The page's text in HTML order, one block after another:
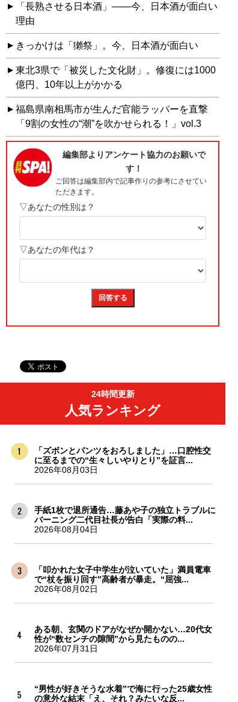
「長熟させる日本酒」――今、日本酒が面白い
理由
きっかけは「獺祭」。今、日本酒が面白い
東北3県で「被災した文化財」。修復には1000
億円、10年以上がかかる
福島県南相馬市が生んだ官能ラッパーを直撃
「9割の女性の“潮”を吹かせられる！」vol.3
24時間更新
人気ランキング
「ズボンとパンツをおろしました」…口腔性交
に至るまでの“生々しいやりとり”を証言...
2026年08月03日
手紙1枚で退所通告…藤あや子の独立トラブルに
バーニング二代目社長が告白「実際の料...
2026年08月04日
「叩かれた女子中学生が泣いていた」満員電車
で“杖を振り回す”高齢者が暴走。“屈強...
2026年08月02日
ある朝、玄関のドアがなぜか開かない…20代女
性が“数センチの隙間”から見たものの...
2026年07月31日
“男性が好きそうな水着”で海に行った25歳女性
の意外な結末「え、それ？みたいな反...